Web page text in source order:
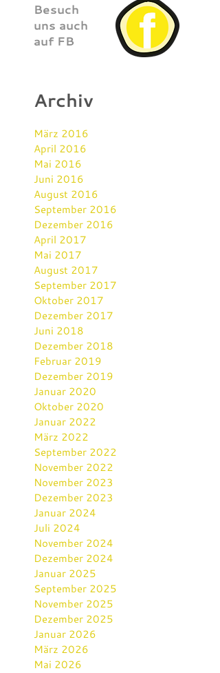
Besuch
uns auch
auf FB
Archiv
März 2016
April 2016
Mai 2016
Juni 2016
August 2016
September 2016
Dezember 2016
April 2017
Mai 2017
August 2017
September 2017
Oktober 2017
Dezember 2017
Juni 2018
Dezember 2018
Februar 2019
Dezember 2019
Januar 2020
Oktober 2020
Januar 2022
März 2022
September 2022
November 2022
November 2023
Dezember 2023
Januar 2024
Juli 2024
November 2024
Dezember 2024
Januar 2025
September 2025
November 2025
Dezember 2025
Januar 2026
März 2026
Mai 2026